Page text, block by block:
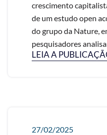
crescimento
de um estudo open
do grupo da Nature,
pesquisadores
LEIA A
27/02/2025